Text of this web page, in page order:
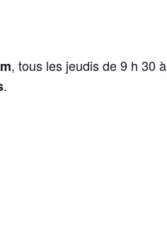
, tous les jeudis de 9 h 30 à
.